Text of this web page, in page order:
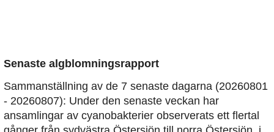
Senaste algblomningsrapport
Sammanställning av de 7 senaste dagarna (20260801
- 20260807): Under den senaste veckan har
ansamlingar av cyanobakterier observerats ett flertal